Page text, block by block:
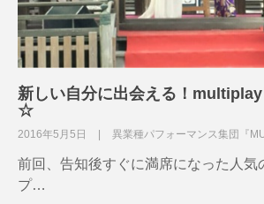
新しい自分に出会える！
☆
2016年5月5日 異業種パフォーマンス集団『
前回、告知後すぐに満席になった人気
プ…